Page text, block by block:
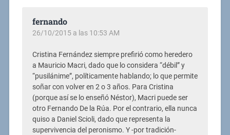
fernando
26/10/2015 a las 10:53 AM
Cristina Fernández siempre prefirió como heredero
a Mauricio Macri, dado que lo considera “débil” y
“pusilánime”, políticamente hablando; lo que permite
soñar con volver en 2 o 3 años. Para Cristina
(porque así se lo enseñó Néstor), Macri puede ser
otro Fernando De la Rúa. Por el contrario, ella nunca
quiso a Daniel Scioli, dado que representa la
supervivencia del peronismo. Y -por tradición-